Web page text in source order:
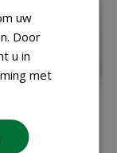
vangzak
uw
Door
u in
met